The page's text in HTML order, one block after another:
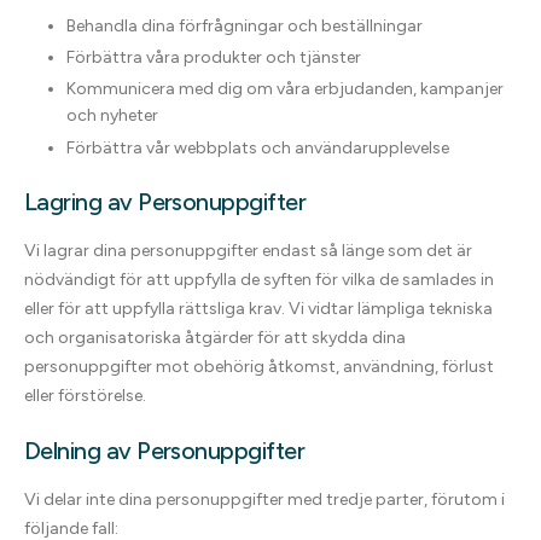
Behandla dina förfrågningar och beställningar
Förbättra våra produkter och tjänster
Kommunicera med dig om våra erbjudanden, kampanjer
och nyheter
Förbättra vår webbplats och användarupplevelse
Lagring av Personuppgifter
Vi lagrar dina personuppgifter endast så länge som det är
nödvändigt för att uppfylla de syften för vilka de samlades in
eller för att uppfylla rättsliga krav. Vi vidtar lämpliga tekniska
och organisatoriska åtgärder för att skydda dina
personuppgifter mot obehörig åtkomst, användning, förlust
eller förstörelse.
Delning av Personuppgifter
Vi delar inte dina personuppgifter med tredje parter, förutom i
följande fall: